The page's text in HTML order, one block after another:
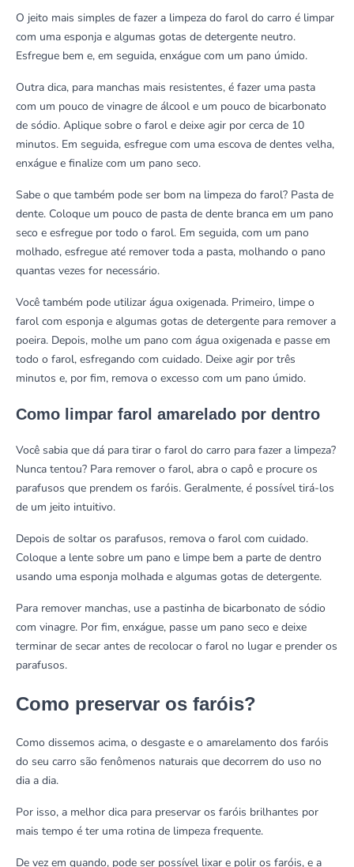
O jeito mais simples de fazer a limpeza do farol do carro é limpar
com uma esponja e algumas gotas de detergente neutro.
Esfregue bem e, em seguida, enxágue com um pano úmido.
Outra dica, para manchas mais resistentes, é fazer uma pasta
com um pouco de vinagre de álcool e um pouco de bicarbonato
de sódio. Aplique sobre o farol e deixe agir por cerca de 10
minutos. Em seguida, esfregue com uma escova de dentes velha,
enxágue e finalize com um pano seco.
Sabe o que também pode ser bom na limpeza do farol? Pasta de
dente. Coloque um pouco de pasta de dente branca em um pano
seco e esfregue por todo o farol. Em seguida, com um pano
molhado, esfregue até remover toda a pasta, molhando o pano
quantas vezes for necessário.
Você também pode utilizar água oxigenada. Primeiro, limpe o
farol com esponja e algumas gotas de detergente para remover a
poeira. Depois, molhe um pano com água oxigenada e passe em
todo o farol, esfregando com cuidado. Deixe agir por três
minutos e, por fim, remova o excesso com um pano úmido.
Como limpar farol amarelado por dentro
Você sabia que dá para tirar o farol do carro para fazer a limpeza?
Nunca tentou? Para remover o farol, abra o capô e procure os
parafusos que prendem os faróis. Geralmente, é possível tirá-los
de um jeito intuitivo.
Depois de soltar os parafusos, remova o farol com cuidado.
Coloque a lente sobre um pano e limpe bem a parte de dentro
usando uma esponja molhada e algumas gotas de detergente.
Para remover manchas, use a pastinha de bicarbonato de sódio
com vinagre. Por fim, enxágue, passe um pano seco e deixe
terminar de secar antes de recolocar o farol no lugar e prender os
parafusos.
Como preservar os faróis?
Como dissemos acima, o desgaste e o amarelamento dos faróis
do seu carro são fenômenos naturais que decorrem do uso no
dia a dia.
Por isso, a melhor dica para preservar os faróis brilhantes por
mais tempo é ter uma rotina de limpeza frequente.
De vez em quando, pode ser possível lixar e polir os faróis, e a